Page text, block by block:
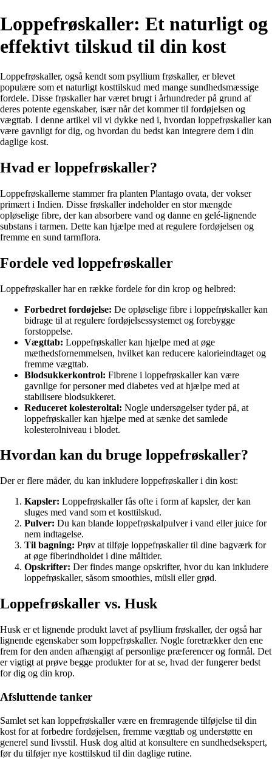
Loppefrøskaller: Et naturligt og
effektivt tilskud til din kost
Loppefrøskaller, også kendt som psyllium frøskaller, er blevet
populære som et naturligt kosttilskud med mange sundhedsmæssige
fordele. Disse frøskaller har været brugt i århundreder på grund af
deres potente egenskaber, især når det kommer til fordøjelsen og
vægttab. I denne artikel vil vi dykke ned i, hvordan loppefrøskaller kan
være gavnligt for dig, og hvordan du bedst kan integrere dem i din
daglige kost.
Hvad er loppefrøskaller?
Loppefrøskallerne stammer fra planten Plantago ovata, der vokser
primært i Indien. Disse frøskaller indeholder en stor mængde
opløselige fibre, der kan absorbere vand og danne en gelé-lignende
substans i tarmen. Dette kan hjælpe med at regulere fordøjelsen og
fremme en sund tarmflora.
Fordele ved loppefrøskaller
Loppefrøskaller har en række fordele for din krop og helbred:
Forbedret fordøjelse: De opløselige fibre i loppefrøskaller kan
bidrage til at regulere fordøjelsessystemet og forebygge
forstoppelse.
Vægttab: Loppefrøskaller kan hjælpe med at øge
mæthedsfornemmelsen, hvilket kan reducere kalorieindtaget og
fremme vægttab.
Blodsukkerkontrol: Fibrene i loppefrøskaller kan være
gavnlige for personer med diabetes ved at hjælpe med at
stabilisere blodsukkeret.
Reduceret kolesteroltal: Nogle undersøgelser tyder på, at
loppefrøskaller kan hjælpe med at sænke det samlede
kolesterolniveau i blodet.
Hvordan kan du bruge loppefrøskaller?
Der er flere måder, du kan inkludere loppefrøskaller i din kost:
Kapsler: Loppefrøskaller fås ofte i form af kapsler, der kan
sluges med vand som et kosttilskud.
Pulver: Du kan blande loppefrøskalpulver i vand eller juice for
nem indtagelse.
Til bagning: Prøv at tilføje loppefrøskaller til dine bagværk for
at øge fiberindholdet i dine måltider.
Opskrifter: Der findes mange opskrifter, hvor du kan inkludere
loppefrøskaller, såsom smoothies, müsli eller grød.
Loppefrøskaller vs. Husk
Husk er et lignende produkt lavet af psyllium frøskaller, der også har
lignende egenskaber som loppefrøskaller. Nogle foretrækker den ene
frem for den anden afhængigt af personlige præferencer og formål. Det
er vigtigt at prøve begge produkter for at se, hvad der fungerer bedst
for dig og din krop.
Afsluttende tanker
Samlet set kan loppefrøskaller være en fremragende tilføjelse til din
kost for at forbedre fordøjelsen, fremme vægttab og understøtte en
generel sund livsstil. Husk dog altid at konsultere en sundhedsekspert,
før du tilføjer nye kosttilskud til din daglige rutine.